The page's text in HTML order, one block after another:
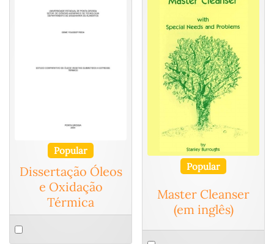
Popular
Dissertação Óleos
e Oxidação
Térmica
Select
Popular
Master Cleanser
(em inglês)
Select